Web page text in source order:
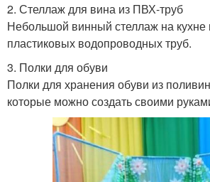
2. Стеллаж для вина из ПВХ-труб
Небольшой винный стеллаж на кухне
пластиковых водопроводных труб.
3. Полки для обуви
Полки для хранения обуви из
которые можно создать своими